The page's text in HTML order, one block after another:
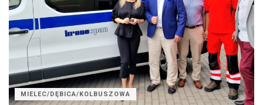
MIELEC/DĘBICA/KOLBUSZOWA